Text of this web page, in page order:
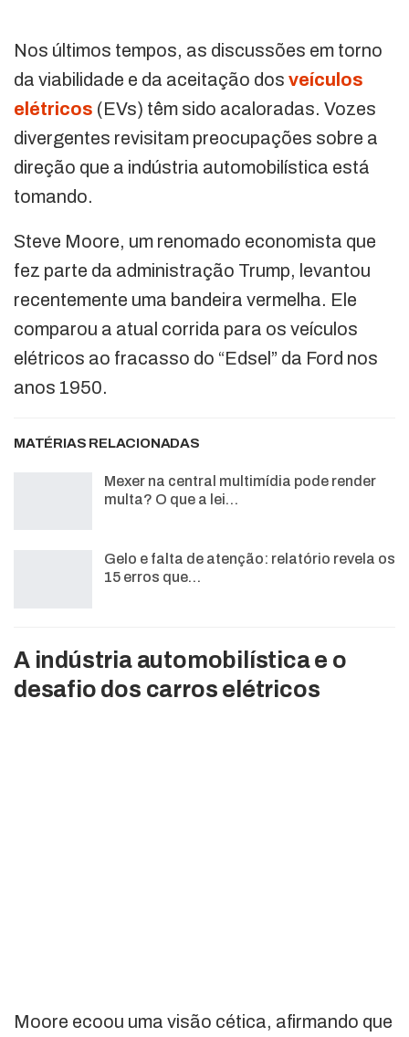
Nos últimos tempos, as discussões em torno
da viabilidade e da aceitação dos veículos
elétricos (EVs) têm sido acaloradas. Vozes
divergentes revisitam preocupações sobre a
direção que a indústria automobilística está
tomando.
Steve Moore, um renomado economista que
fez parte da administração Trump, levantou
recentemente uma bandeira vermelha. Ele
comparou a atual corrida para os veículos
elétricos ao fracasso do “Edsel” da Ford nos
anos 1950.
MATÉRIAS RELACIONADAS
Mexer na central multimídia pode render
multa? O que a lei…
Gelo e falta de atenção: relatório revela os
15 erros que…
A indústria automobilística e o
desafio dos carros elétricos
Moore ecoou uma visão cética, afirmando que